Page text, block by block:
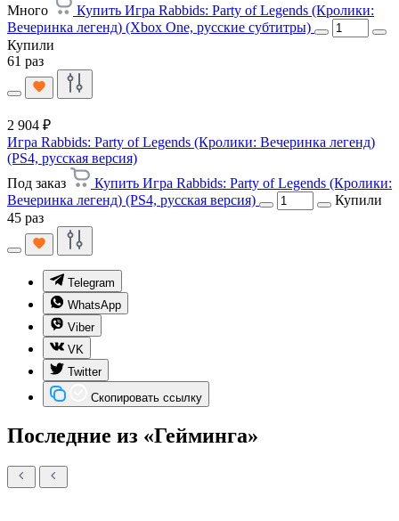
Много
Купить Игра Rabbids: Party of Legends (Кролики:
Вечеринка легенд) (Xbox One, русские субтитры)
Купили
61 раз
2 904 ₽
Игра Rabbids: Party of Legends (Кролики: Вечеринка легенд)
(PS4, русская версия)
Под заказ
Купить Игра Rabbids: Party of Legends (Кролики:
Вечеринка легенд) (PS4, русская версия)
Купили
45 раз
Telegram
WhatsApp
Viber
VK
Twitter
Скопировать ссылку
Последние из «Гейминга»